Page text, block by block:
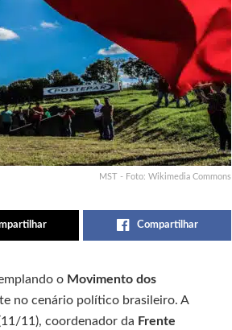
MST - Foto: Wikimedia Commons
Compartilhar
o Movimento dos
no cenário político brasileiro. A
11), coordenador da Frente